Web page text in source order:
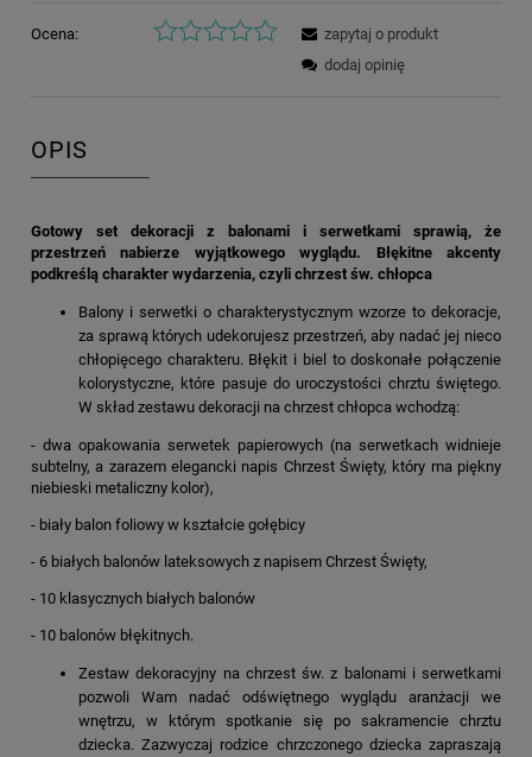
Ocena:
zapytaj o produkt
dodaj opinię
OPIS
Gotowy set dekoracji z balonami i serwetkami sprawią, że
przestrzeń nabierze wyjątkowego wyglądu. Błękitne akcenty
podkreślą charakter wydarzenia, czyli chrzest św. chłopca
Balony i serwetki o charakterystycznym wzorze to dekoracje,
za sprawą których udekorujesz przestrzeń, aby nadać jej nieco
chłopięcego charakteru. Błękit i biel to doskonałe połączenie
kolorystyczne, które pasuje do uroczystości chrztu świętego.
W skład zestawu dekoracji na chrzest chłopca wchodzą:
- dwa opakowania serwetek papierowych (na serwetkach widnieje
subtelny, a zarazem elegancki napis Chrzest Święty, który ma piękny
niebieski metaliczny kolor),
- biały balon foliowy w kształcie gołębicy
- 6 białych balonów lateksowych z napisem Chrzest Święty,
- 10 klasycznych białych balonów
- 10 balonów błękitnych.
Zestaw dekoracyjny na chrzest św. z balonami i serwetkami
pozwoli Wam nadać odświętnego wyglądu aranżacji we
wnętrzu, w którym spotkanie się po sakramencie chrztu
dziecka. Zazwyczaj rodzice chrzczonego dziecka zapraszają